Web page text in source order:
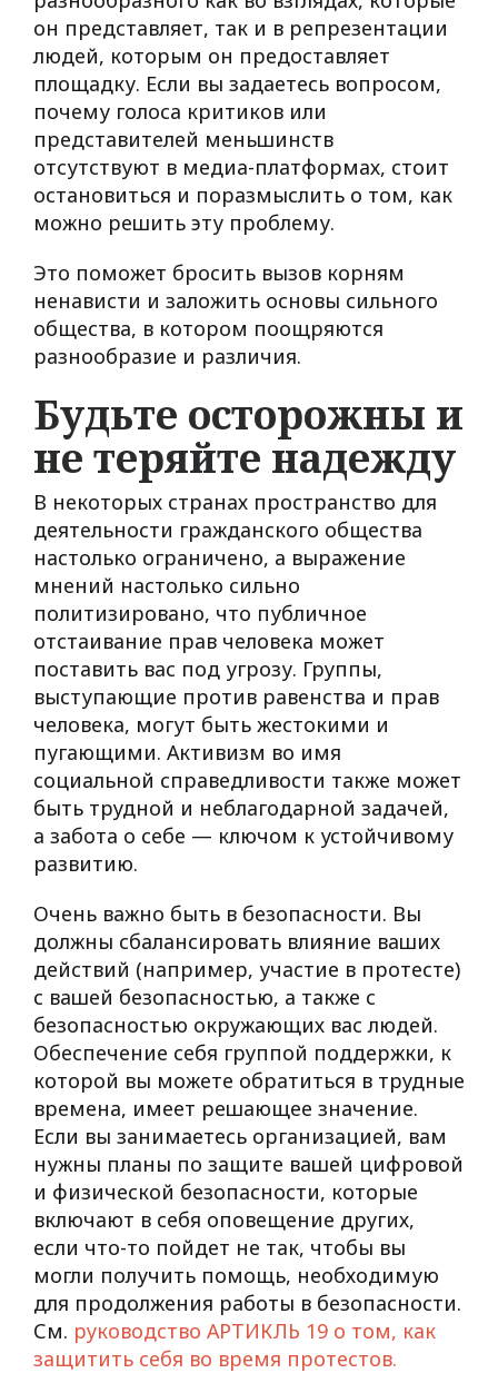
он представляет, так и в репрезентации
людей, которым он предоставляет
площадку. Если вы задаетесь вопросом,
почему голоса критиков или
представителей меньшинств
отсутствуют в медиа-платформах, стоит
остановиться и поразмыслить о том, как
можно решить эту проблему.
Это поможет бросить вызов корням
ненависти и заложить основы сильного
общества, в котором поощряются
разнообразие и различия.
Будьте осторожны и
не теряйте надежду
В некоторых странах пространство для
деятельности гражданского общества
настолько ограничено, а выражение
мнений настолько сильно
политизировано, что публичное
отстаивание прав человека может
поставить вас под угрозу. Группы,
выступающие против равенства и прав
человека, могут быть жестокими и
пугающими. Активизм во имя
социальной справедливости также может
быть трудной и неблагодарной задачей,
а забота о себе — ключом к устойчивому
развитию.
Очень важно быть в безопасности. Вы
должны сбалансировать влияние ваших
действий (например, участие в протесте)
с вашей безопасностью, а также с
безопасностью окружающих вас людей.
Обеспечение себя группой поддержки, к
которой вы можете обратиться в трудные
времена, имеет решающее значение.
Если вы занимаетесь организацией, вам
нужны планы по защите вашей цифровой
и физической безопасности, которые
включают в себя оповещение других,
если что-то пойдет не так, чтобы вы
могли получить помощь, необходимую
для продолжения работы в безопасности.
См. руководство АРТИКЛЬ 19 о том, как
защитить себя во время протестов.